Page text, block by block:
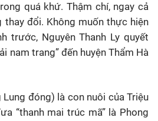
quá khứ. Thậm chí, ngay cả
thay đổi. Không muốn thực hiện
trước, Nguyên Thanh Ly quyết
nam trang” đến huyện Thẩm Hà
đóng) là con nuôi của Triệu
“thanh mai trúc mã” là Phong